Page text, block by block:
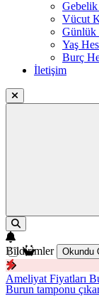
Gebelik
Vücut
Günlük
Yaş
Burç
İletişim
Bildirimler Okundu
Burun tamponu
Ameliyat Fiyatları